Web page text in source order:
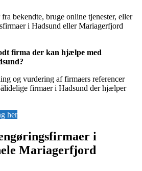
bekendte, bruge online tjenester, eller
i Hadsund eller Mariagerfjord
firma der kan hjælpe med
og vurdering af firmaers referencer
firmaer i Hadsund der hjælper
her
i
Mariagerfjord